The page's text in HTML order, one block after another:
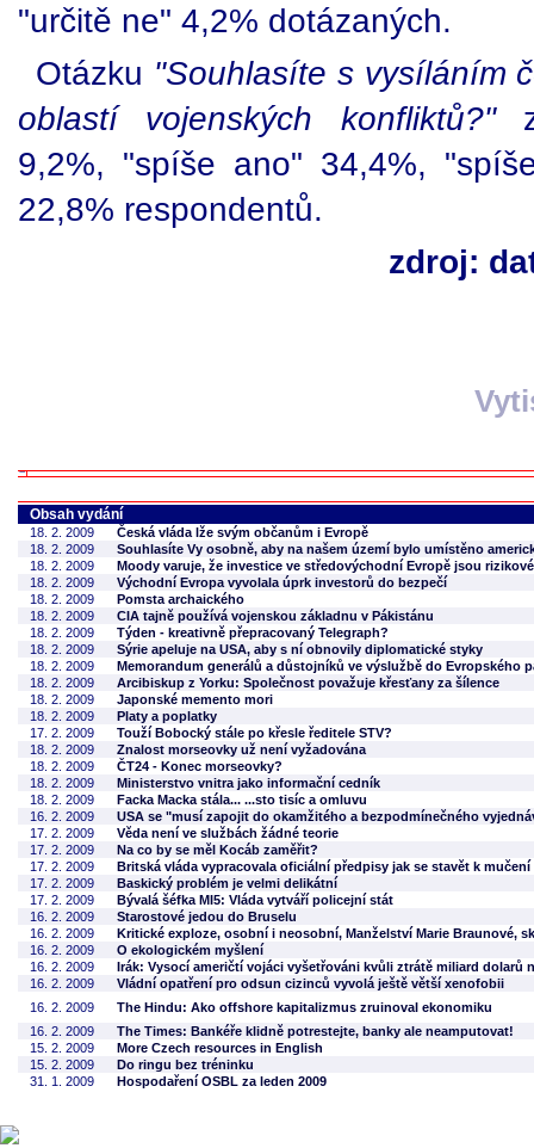
"určitě ne" 4,2% dotázaných.
Otázku "Souhlasíte s vysíláním
oblastí vojenských konfliktů?"
9,2%, "spíše ano" 34,4%,
22,8% respondentů.
zdroj:
Obsah vydání
18. 2. 2009
Česká vláda lže svým občanům i Evropě
18. 2. 2009
Souhlasíte Vy osobně, aby na našem území bylo umístěno
18. 2. 2009
Moody varuje, že investice ve středovýchodní Evropě jsou rizikové
18. 2. 2009
Východní Evropa vyvolala úprk investorů do bezpečí
18. 2. 2009
Pomsta archaického
18. 2. 2009
CIA tajně používá vojenskou základnu v Pákistánu
18. 2. 2009
Týden - kreativně přepracovaný Telegraph?
18. 2. 2009
Sýrie apeluje na USA, aby s ní obnovily diplomatické styky
18. 2. 2009
Memorandum generálů a důstojníků ve výslužbě do Evropského
18. 2. 2009
Arcibiskup z Yorku: Společnost považuje křesťany za šílence
18. 2. 2009
Japonské memento mori
18. 2. 2009
Platy a poplatky
17. 2. 2009
Touží Bobocký stále po křesle ředitele STV?
18. 2. 2009
Znalost morseovky už není vyžadována
18. 2. 2009
ČT24 - Konec morseovky?
18. 2. 2009
Ministerstvo vnitra jako informační cedník
18. 2. 2009
Facka Macka stála... ...sto tisíc a omluvu
16. 2. 2009
USA se "musí zapojit do okamžitého a bezpodmínečného
17. 2. 2009
Věda není ve službách žádné teorie
17. 2. 2009
Na co by se měl Kocáb zaměřit?
17. 2. 2009
Britská vláda vypracovala oficiální předpisy jak se stavět k
17. 2. 2009
Baskický problém je velmi delikátní
17. 2. 2009
Bývalá šéfka MI5: Vláda vytváří policejní stát
16. 2. 2009
Starostové jedou do Bruselu
16. 2. 2009
Kritické exploze, osobní i neosobní, Manželství Marie Braunové,
16. 2. 2009
O ekologickém myšlení
16. 2. 2009
Irák: Vysocí američtí vojáci vyšetřováni kvůli ztrátě miliard dolarů
16. 2. 2009
Vládní opatření pro odsun cizinců vyvolá ještě větší xenofobii
16. 2. 2009
The Hindu: Ako offshore kapitalizmus zruinoval ekonomiku
16. 2. 2009
The Times: Bankéře klidně potrestejte, banky ale neamputovat!
15. 2. 2009
More Czech resources in English
15. 2. 2009
Do ringu bez tréninku
31. 1. 2009
Hospodaření OSBL za leden 2009